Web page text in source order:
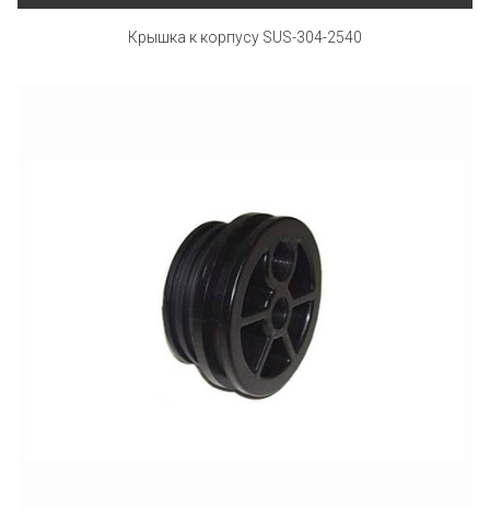
Крышка к корпусy SUS-304-2540